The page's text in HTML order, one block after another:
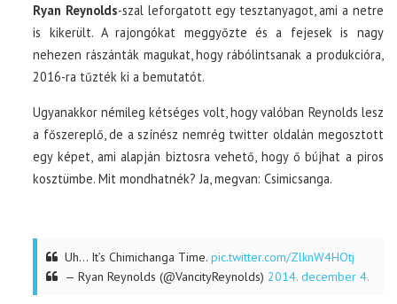
Ryan Reynolds-szal leforgatott egy tesztanyagot, ami a netre
is kikerült. A rajongókat meggyőzte és a fejesek is nagy
nehezen rászánták magukat, hogy rábólintsanak a produkcióra,
2016-ra tűzték ki a bemutatót.
Ugyanakkor némileg kétséges volt, hogy valóban Reynolds lesz
a főszereplő, de a színész nemrég twitter oldalán megosztott
egy képet, ami alapján biztosra vehető, hogy ő bújhat a piros
kosztümbe. Mit mondhatnék? Ja, megvan: Csimicsanga.
Uh… It’s Chimichanga Time.pic.twitter.com/ZlknW4HOtj
— Ryan Reynolds (@VancityReynolds)2014. december 4.